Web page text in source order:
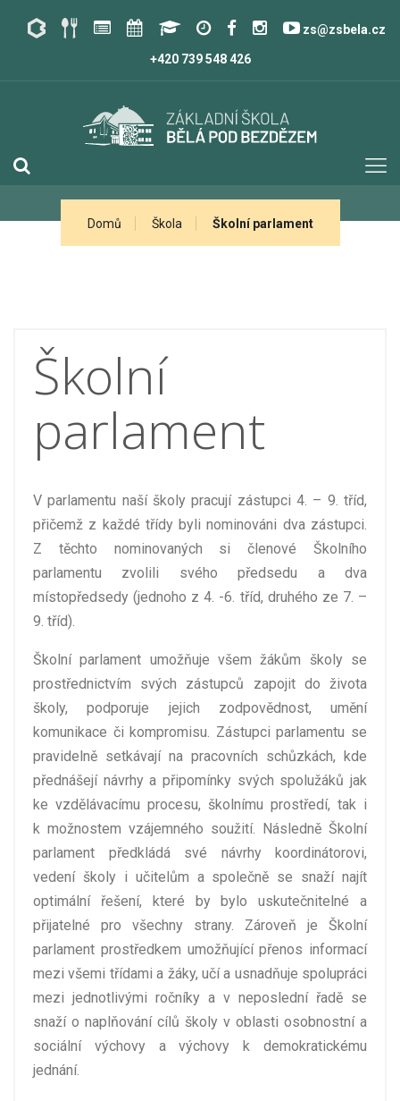
zs@zsbela.cz
+420 739 548 426
Domů Škola Školní parlament
Školní
parlament
V parlamentu naší školy pracují zástupci 4. – 9. tříd,
přičemž z každé třídy byli nominováni dva zástupci.
Z těchto nominovaných si členové Školního
parlamentu zvolili svého předsedu a dva
místopředsedy (jednoho z 4. -6. tříd, druhého ze 7. –
9. tříd).
Školní parlament umožňuje všem žákům školy se
prostřednictvím svých zástupců zapojit do života
školy, podporuje jejich zodpovědnost, umění
komunikace či kompromisu. Zástupci parlamentu se
pravidelně setkávají na pracovních schůzkách, kde
přednášejí návrhy a připomínky svých spolužáků jak
ke vzdělávacímu procesu, školnímu prostředí, tak i
k možnostem vzájemného soužití. Následně Školní
parlament předkládá své návrhy koordinátorovi,
vedení školy i učitelům a společně se snaží najít
optimální řešení, které by bylo uskutečnitelné a
přijatelné pro všechny strany. Zároveň je Školní
parlament prostředkem umožňující přenos informací
mezi všemi třídami a žáky, učí a usnadňuje spolupráci
mezi jednotlivými ročníky a v neposlední řadě se
snaží o naplňování cílů školy v oblasti osobnostní a
sociální výchovy a výchovy k demokratickému
jednání.